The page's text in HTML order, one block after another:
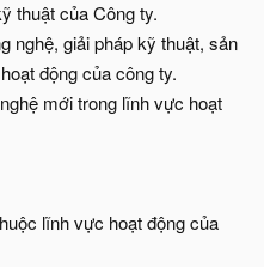
thuật của Công ty.
nghệ, giải pháp kỹ thuật, sản
động của công ty.
mới trong lĩnh vực hoạt
lĩnh vực hoạt động của